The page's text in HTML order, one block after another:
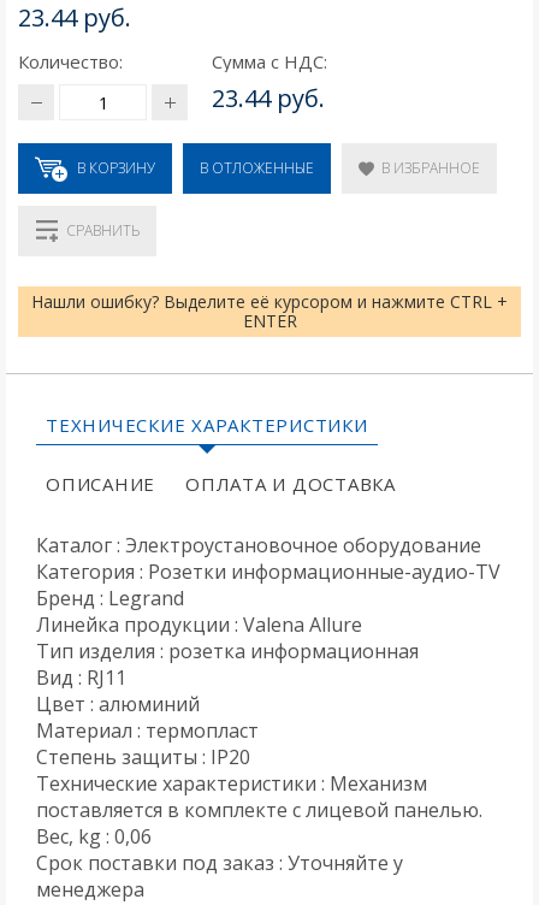
23.44 руб.
Количество: Сумма с НДС:
23.44 руб.
В КОРЗИНУ В ОТЛОЖЕННЫЕ В ИЗБРАННОЕ
СРАВНИТЬ
Нашли ошибку? Выделите её курсором и нажмите CTRL +
ENTER
ТЕХНИЧЕСКИЕ ХАРАКТЕРИСТИКИ
ОПИСАНИЕ ОПЛАТА И ДОСТАВКА
Каталог : Электроустановочное оборудование
Категория : Розетки информационные-аудио-TV
Бренд : Legrand
Линейка продукции : Valena Allure
Тип изделия : розетка информационная
Вид : RJ11
Цвет : алюминий
Материал : термопласт
Степень защиты : IP20
Технические характеристики : Механизм
поставляется в комплекте с лицевой панелью.
Вес, kg : 0,06
Срок поставки под заказ : Уточняйте у
менеджера